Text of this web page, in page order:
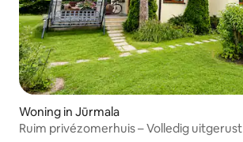
Woning in Jūrmala
Ruim privézomerhuis – Volledig uitgerust